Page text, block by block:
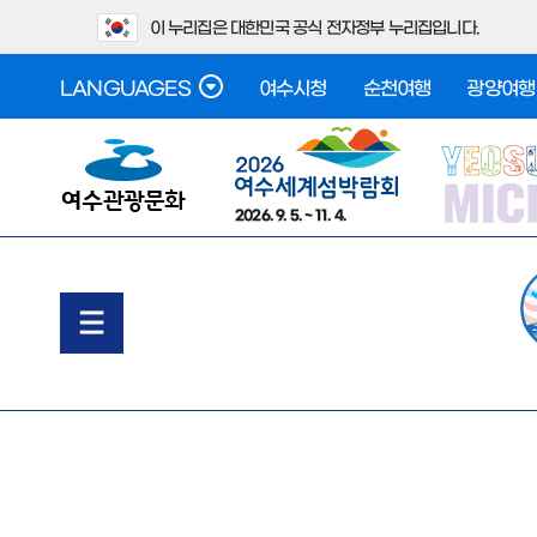
이 누리집은 대한민국 공식 전자정부 누리집입니다.
LANGUAGES 여수시청 순천여행 광양여행
2026. 9. 5. ~ 11. 4.